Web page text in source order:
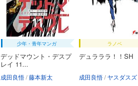
まつたけうめ
少年・青年マンガ
デッドマウント・デスプ
レイ 11...
成田良悟 藤本新太
ラノベ
デュラララ！！SH
成田良悟 ヤスダス